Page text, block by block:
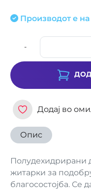
Производот е
-
Додај во
Опис
Полудехидрирани
житарки за
благосостојба. Се